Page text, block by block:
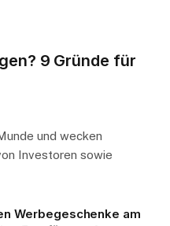
9 Gründe für
und wecken
Investoren sowie
Werbegeschenke am